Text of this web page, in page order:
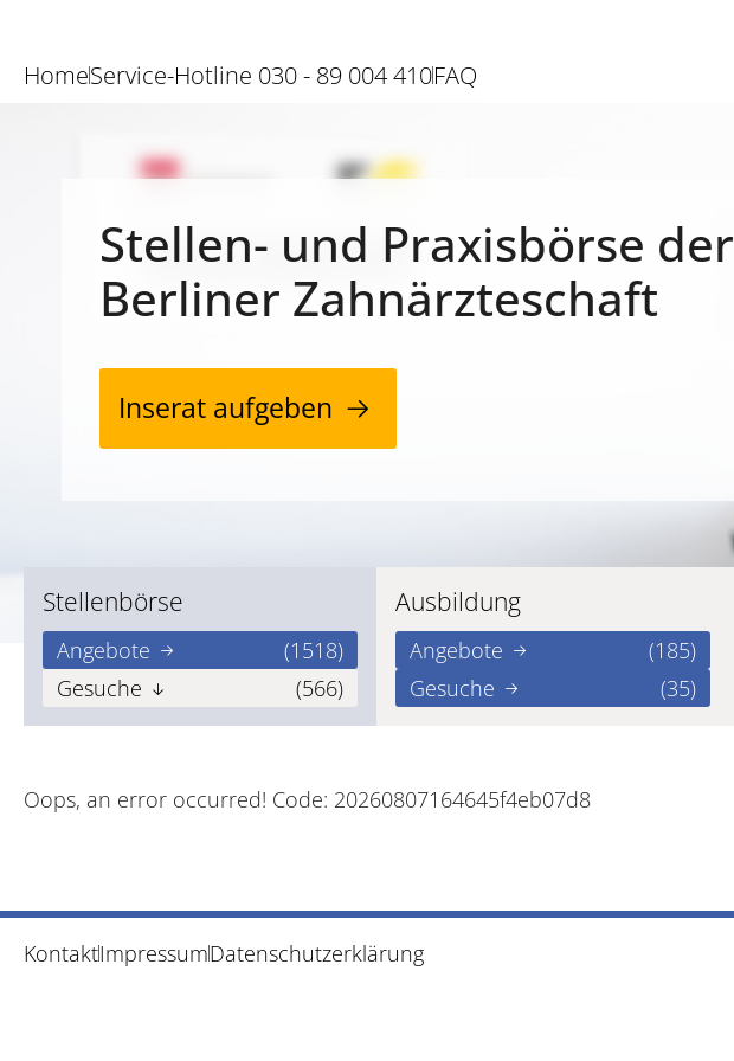
HomeService-Hotline 030 - 89 004 410FAQ
Stellen- und Praxisbörse der
Berliner Zahnärzteschaft
Inserat aufgeben
Stellenbörse
Angebote
(1518)
Gesuche
(566)
Ausbildung
Angebote
(185)
Gesuche
(35)
Oops, an error occurred! Code: 20260807164645f4eb07d8
KontaktImpressumDatenschutzerklärung